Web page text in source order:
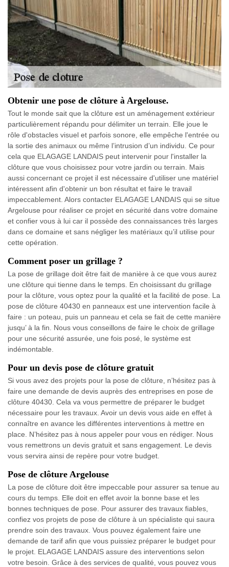
Obtenir une pose de clôture à Argelouse.
Tout le monde sait que la clôture est un aménagement extérieur
particulièrement répandu pour délimiter un terrain. Elle joue le
rôle d'obstacles visuel et parfois sonore, elle empêche l'entrée ou
la sortie des animaux ou même l’intrusion d’un individu. Ce pour
cela que ELAGAGE LANDAIS peut intervenir pour l'installer la
clôture que vous choisissez pour votre jardin ou terrain. Mais
aussi concernant ce projet il est nécessaire d'utiliser une matériel
intéressent afin d'obtenir un bon résultat et faire le travail
impeccablement. Alors contacter ELAGAGE LANDAIS qui se situe
Argelouse pour réaliser ce projet en sécurité dans votre domaine
et confier vous à lui car il possède des connaissances très larges
dans ce domaine et sans négliger les matériaux qu’il utilise pour
cette opération.
Comment poser un grillage ?
La pose de grillage doit être fait de manière à ce que vous aurez
une clôture qui tienne dans le temps. En choisissant du grillage
pour la clôture, vous optez pour la qualité et la facilité de pose. La
pose de clôture 40430 en panneaux est une intervention facile à
faire : un poteau, puis un panneau et cela se fait de cette manière
jusqu’ à la fin. Nous vous conseillons de faire le choix de grillage
pour une sécurité assurée, une fois posé, le système est
indémontable.
Pour un devis pose de clôture gratuit
Si vous avez des projets pour la pose de clôture, n’hésitez pas à
faire une demande de devis auprès des entreprises en pose de
clôture 40430. Cela va vous permettre de préparer le budget
nécessaire pour les travaux. Avoir un devis vous aide en effet à
connaître en avance les différentes interventions à mettre en
place. N’hésitez pas à nous appeler pour vous en rédiger. Nous
vous remettrons un devis gratuit et sans engagement. Le devis
vous servira ainsi de repère pour votre budget.
Pose de clôture Argelouse
La pose de clôture doit être impeccable pour assurer sa tenue au
cours du temps. Elle doit en effet avoir la bonne base et les
bonnes techniques de pose. Pour assurer des travaux fiables,
confiez vos projets de pose de clôture à un spécialiste qui saura
prendre soin des travaux. Vous pouvez également faire une
demande de tarif afin que vous puissiez préparer le budget pour
le projet. ELAGAGE LANDAIS assure des interventions selon
votre besoin. Grâce à des services de qualité, vous pouvez vous